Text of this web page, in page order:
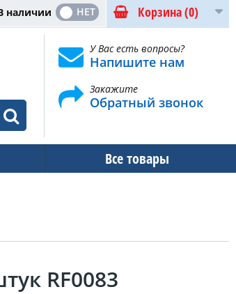
Корзина(0)
наличии
ДА НЕТ
У Вас есть вопросы?
Напишите нам
Закажите
Обратный звонок
Все товары
RF0083